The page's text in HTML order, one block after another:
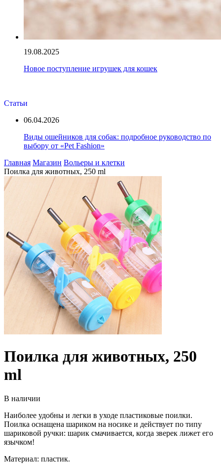
19.08.2025
Новое поступление игрушек для кошек
Статьи
06.04.2026
Виды ошейников для собак: подробное руководство по
выбору от «Pet Fashion»
Главная Магазин Вольеры и клетки
Поилка для животных, 250 ml
Поилка для животных, 250
ml
В наличии
Наиболее удобны и легки в уходе пластиковые поилки.
Поилка оснащена шариком на носике и действует по типу
шариковой ручки: шарик смачивается, когда зверек лижет его
язычком!
Материал: пластик.